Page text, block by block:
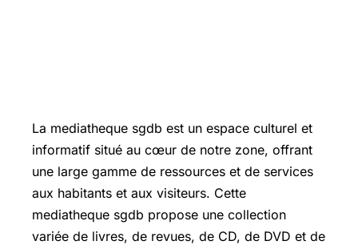
La mediatheque sgdb est un espace culturel et
informatif situé au cœur de notre zone, offrant
une large gamme de ressources et de services
aux habitants et aux visiteurs. Cette
mediatheque sgdb propose une collection
variée de livres, de revues, de CD, de DVD et de